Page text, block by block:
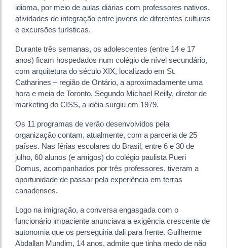
idioma, por meio de aulas diárias com professores nativos,
atividades de integração entre jovens de diferentes culturas
e excursões turísticas.
Durante três semanas, os adolescentes (entre 14 e 17
anos) ficam hospedados num colégio de nível secundário,
com arquitetura do século XIX, localizado em St.
Catharines – região de Ontário, a aproximadamente uma
hora e meia de Toronto. Segundo Michael Reilly, diretor de
marketing do CISS, a idéia surgiu em 1979.
Os 11 programas de verão desenvolvidos pela
organização contam, atualmente, com a parceria de 25
países. Nas férias escolares do Brasil, entre 6 e 30 de
julho, 60 alunos (e amigos) do colégio paulista Pueri
Domus, acompanhados por três professores, tiveram a
oportunidade de passar pela experiência em terras
canadenses.
Logo na imigração, a conversa engasgada com o
funcionário impaciente anunciava a exigência crescente de
autonomia que os perseguiria dali para frente. Guilherme
Abdallan Mundim, 14 anos, admite que tinha medo de não